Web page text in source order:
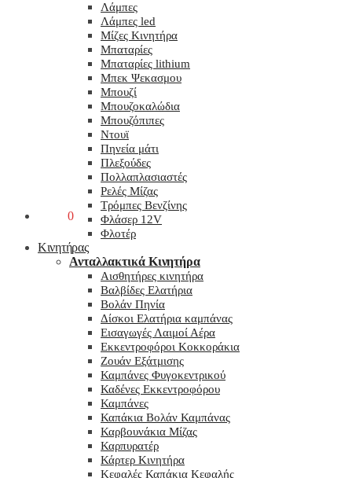
0
Λάμπες
Λάμπες led
Μίζες Κινητήρα
Μπαταρίες
Μπαταρίες lithium
Μπεκ Ψεκασμου
Μπουζί
Μπουζοκαλώδια
Μπουζόπιπες
Ντουϊ
Πηνεία μάτι
Πλεξούδες
Πολλαπλασιαστές
Ρελές Μίζας
Τρόμπες Βενζίνης
Φλάσερ 12V
Φλοτέρ
Κινητήρας
Ανταλλακτικά Κινητήρα
Αισθητήρες κινητήρα
Βαλβίδες Ελατήρια
Βολάν Πηνία
Δίσκοι Ελατήρια καμπάνας
Εισαγωγές Λαιμοί Αέρα
Εκκεντροφόροι Κοκκοράκια
Ζουάν Εξάτμισης
Καμπάνες Φυγοκεντρικού
Καδένες Εκκεντροφόρου
Καμπάνες
Καπάκια Βολάν Καμπάνας
Καρβουνάκια Μίζας
Καρπυρατέρ
Κάρτερ Κινητήρα
Κεφαλές Καπάκια Κεφαλής